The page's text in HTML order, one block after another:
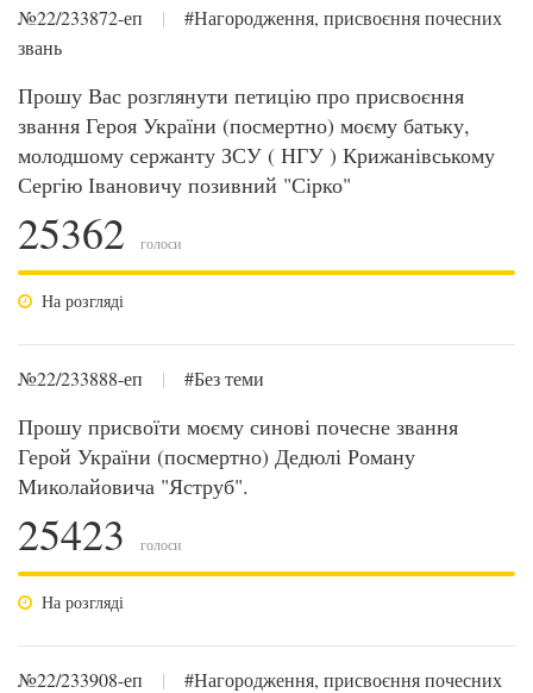
№22/233872-еп |
#Нагородження, присвоєння почесних
звань
Прошу Вас розглянути петицію про присвоєння
звання Героя України (посмертно) моєму батьку,
молодшому сержанту ЗСУ ( НГУ ) Крижанівському
Сергію Івановичу позивний "Сірко"
25362 голоси
На розгляді
№22/233888-еп | #Без теми
Прошу присвоїти моєму синові почесне звання
Герой України (посмертно) Дедюлі Роману
Миколайовича "Яструб".
25423 голоси
На розгляді
№22/233908-еп |
#Нагородження, присвоєння почесних